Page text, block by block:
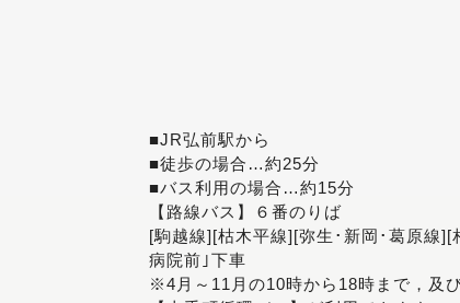
■JR弘前駅から
■徒歩の場合…約25分
■バス利用の場合…約15分
【路線バス】６番のりば
[駒越線][枯木平線][弥生･新岡･葛原線
病院前｣下車
※4月～11月の10時から18時まで，及